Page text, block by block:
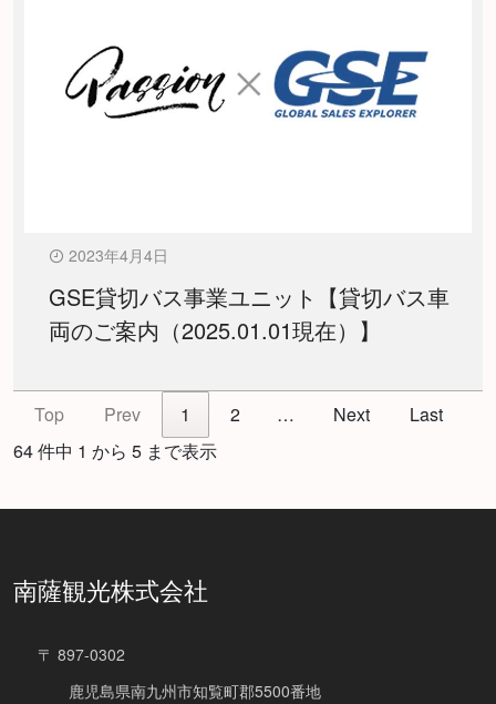
2023年4月4日
GSE貸切バス事業ユニット【貸切バス車
両のご案内（2025.01.01現在）】
Top Prev 1 2 … Next
Last
64 件中 1 から 5 まで表示
南薩観光株式会社
〒 897-0302
鹿児島県南九州市知覧町郡5500番地